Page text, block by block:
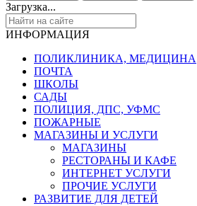
Загрузка...
ИНФОРМАЦИЯ
ПОЛИКЛИНИКА, МЕДИЦИНА
ПОЧТА
ШКОЛЫ
САДЫ
ПОЛИЦИЯ, ДПС, УФМС
ПОЖАРНЫЕ
МАГАЗИНЫ И УСЛУГИ
МАГАЗИНЫ
РЕСТОРАНЫ И КАФЕ
ИНТЕРНЕТ УСЛУГИ
ПРОЧИЕ УСЛУГИ
РАЗВИТИЕ ДЛЯ ДЕТЕЙ